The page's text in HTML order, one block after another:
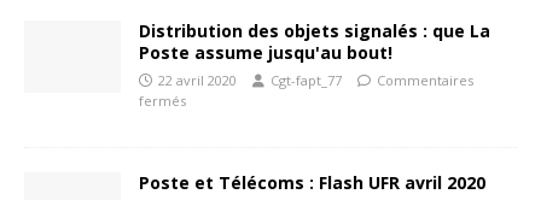
Distribution des objets signalés : que La
Poste assume jusqu'au bout!
22 avril 2020 Cgt-fapt_77
Commentaires
fermés
Poste et Télécoms : Flash UFR avril 2020